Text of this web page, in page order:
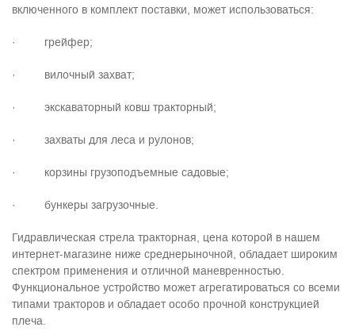
включенного в комплект поставки, может использоваться:
· грейфер;
· вилочный захват;
· экскаваторный ковш тракторный;
· захваты для леса и рулонов;
· корзины грузоподъемные садовые;
· бункеры загрузочные.
Гидравлическая стрела тракторная, цена которой в нашем
интернет-магазине ниже среднерыночной, обладает широким
спектром применения и отличной маневренностью.
Функциональное устройство может агрегатироваться со всеми
типами тракторов и обладает особо прочной конструкцией
плеча.